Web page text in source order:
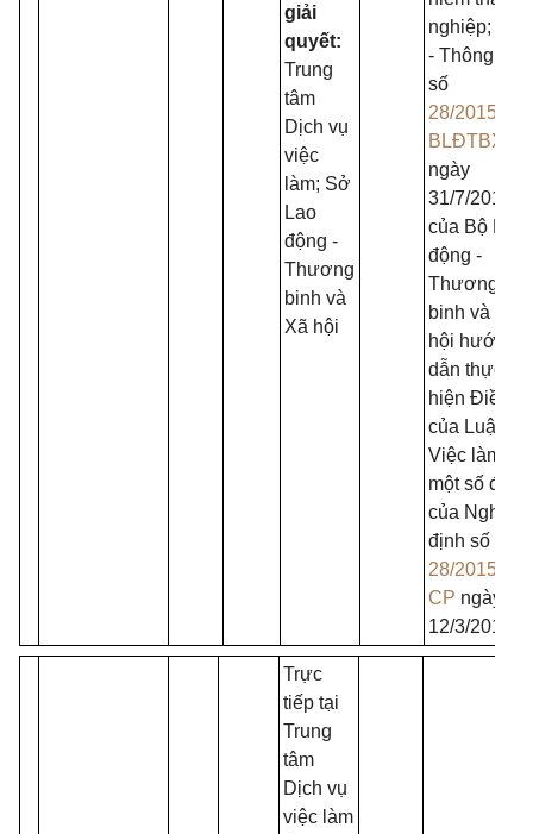
giải
quyết:
Trung
tâm
Dịch vụ
việc
làm; Sở
Lao
động -
Thương
binh và
Xã hội
nghiệp;
- Thông tư
số
28/2015/TT-
BLĐTBXH
ngày
31/7/2015
của Bộ Lao
động -
Thương
binh và Xã
hội hướng
dẫn thực
hiện Điều
của Luật
Việc làm và
một số điều
của Nghị
định số
28/2015/
CP ngày
12/3/2015;
Trực
tiếp tại
Trung
tâm
Dịch vụ
việc làm